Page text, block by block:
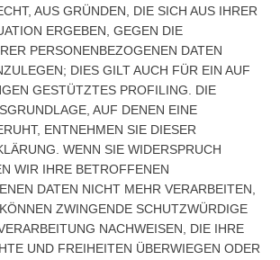
AUS GRÜNDEN, DIE SICH AUS IHRER
ERGEBEN, GEGEN DIE
PERSONENBEZOGENEN DATEN
DIES GILT AUCH FÜR EIN AUF
GESTÜTZTES PROFILING. DIE
AUF DENEN EINE
ENTNEHMEN SIE DIESER
WENN SIE WIDERSPRUCH
WIR IHRE BETROFFENEN
DATEN NICHT MEHR VERARBEITEN,
ZWINGENDE SCHUTZWÜRDIGE
NACHWEISEN, DIE IHRE
UND FREIHEITEN ÜBERWIEGEN ODER